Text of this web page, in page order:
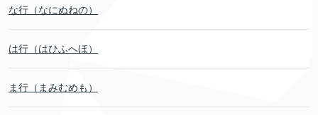
な行（なにぬねの）
は行（はひふへほ）
ま行（まみむめも）